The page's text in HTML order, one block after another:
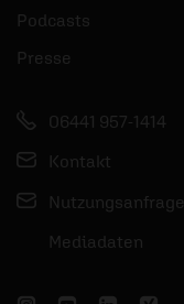
Podcasts
Presse
06441 957-1414
Kontakt
Nutzungsanfrage
Mediadaten